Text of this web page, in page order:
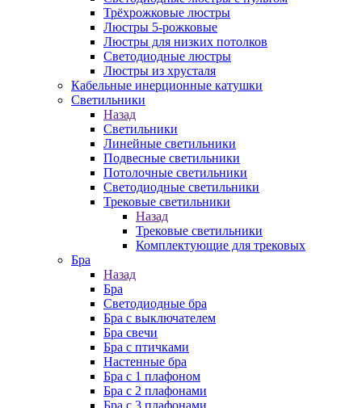
Трёхрожковые люстры
Люстры 5-рожковые
Люстры для низких потолков
Cветодиодные люстры
Люстры из хрусталя
Кабельные инерционные катушки
Светильники
Назад
Светильники
Линейные светильники
Подвесные светильники
Потолочные светильники
Светодиодные светильники
Трековые светильники
Назад
Трековые светильники
Комплектующие для трековых
Бра
Назад
Бра
Светодиодные бра
Бра с выключателем
Бра свечи
Бра с птичками
Настенные бра
Бра с 1 плафоном
Бра с 2 плафонами
Бра с 3 плафонами